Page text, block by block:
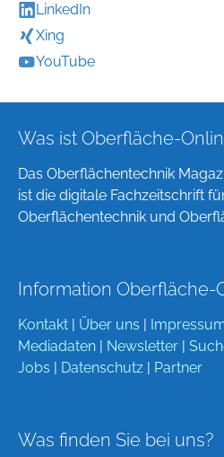
LinkedIn
Xing
YouTube
Was ist Oberfläche-
Das Oberflächentechnik
ist die digitale Fachzeitschrift
Oberflächentechnik und
Information Oberfläche-
Kontakt Über uns
Mediadaten
Newsletter
Jobs
Datenschutz Partner
Was finden Sie bei uns?